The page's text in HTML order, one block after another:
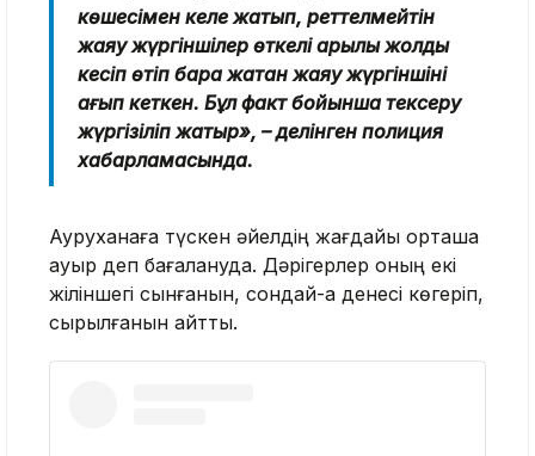
көшесімен келе жатып, реттелмейтін
жаяу жүргіншілер өткелі арқылы жолды
кесіп өтіп бара жатқан жаяу жүргіншіні
қағып кеткен. Бұл факт бойынша тексеру
жүргізіліп жатыр», – делінген полиция
хабарламасында.
Ауруханаға түскен әйелдің жағдайы орташа
ауыр деп бағалануда. Дәрігерлер оның екі
жіліншегі сынғанын, сондай-ақ денесі көгеріп,
сырылғанын айтты.